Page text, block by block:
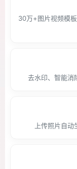
30万+图片视频模
去水印、智能消
上传照片自